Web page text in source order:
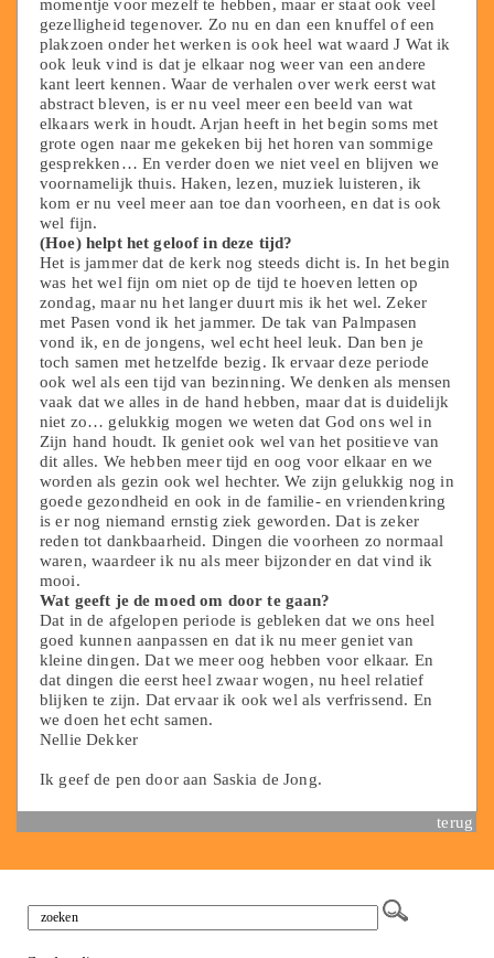
gezelligheid tegenover. Zo nu en dan een knuffel of een
plakzoen onder het werken is ook heel wat waard J Wat ik
ook leuk vind is dat je elkaar nog weer van een andere
kant leert kennen. Waar de verhalen over werk eerst wat
abstract bleven, is er nu veel meer een beeld van wat
elkaars werk in houdt. Arjan heeft in het begin soms met
grote ogen naar me gekeken bij het horen van sommige
gesprekken… En verder doen we niet veel en blijven we
voornamelijk thuis. Haken, lezen, muziek luisteren, ik
kom er nu veel meer aan toe dan voorheen, en dat is ook
wel fijn.
(Hoe) helpt het geloof in deze tijd?
Het is jammer dat de kerk nog steeds dicht is. In het begin
was het wel fijn om niet op de tijd te hoeven letten op
zondag, maar nu het langer duurt mis ik het wel. Zeker
met Pasen vond ik het jammer. De tak van Palmpasen
vond ik, en de jongens, wel echt heel leuk. Dan ben je
toch samen met hetzelfde bezig. Ik ervaar deze periode
ook wel als een tijd van bezinning. We denken als mensen
vaak dat we alles in de hand hebben, maar dat is duidelijk
niet zo… gelukkig mogen we weten dat God ons wel in
Zijn hand houdt. Ik geniet ook wel van het positieve van
dit alles. We hebben meer tijd en oog voor elkaar en we
worden als gezin ook wel hechter. We zijn gelukkig nog in
goede gezondheid en ook in de familie- en vriendenkring
is er nog niemand ernstig ziek geworden. Dat is zeker
reden tot dankbaarheid. Dingen die voorheen zo normaal
waren, waardeer ik nu als meer bijzonder en dat vind ik
mooi.
Wat geeft je de moed om door te gaan?
Dat in de afgelopen periode is gebleken dat we ons heel
goed kunnen aanpassen en dat ik nu meer geniet van
kleine dingen. Dat we meer oog hebben voor elkaar. En
dat dingen die eerst heel zwaar wogen, nu heel relatief
blijken te zijn. Dat ervaar ik ook wel als verfrissend. En
we doen het echt samen.
Nellie Dekker
Ik geef de pen door aan Saskia de Jong.
terug